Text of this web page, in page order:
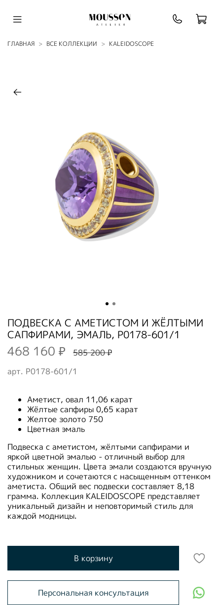
ГЛАВНАЯ ВСЕ КОЛЛЕКЦИИ KALEIDOSСOPE
арт. P0178-601/1
ПОДВЕСКА С АМЕТИСТОМ И ЖЁЛТЫМИ
САПФИРАМИ, ЭМАЛЬ, P0178-601/1
468 160 ₽ 585 200 ₽
Аметист, овал 11,06 карат
Жёлтые сапфиры 0,65 карат
Желтое золото 750
Цветная эмаль
Подвеска с аметистом, жёлтыми сапфирами и
яркой цветной эмалью - отличный выбор для
стильных женщин. Цвета эмали создаются вручную
художником и сочетаются с насыщенным оттенком
аметиста. Общий вес подвески составляет 8,18
грамма. Коллекция KALEIDOSCOPE представляет
уникальный дизайн и неповторимый стиль для
каждой модницы.
В корзину
Персональная консультация